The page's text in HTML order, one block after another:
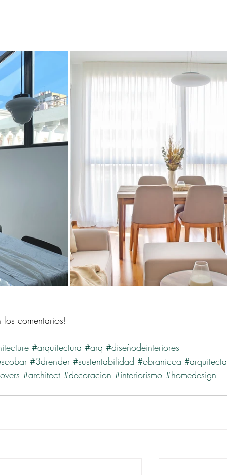
comentarios!
#arquitectura #arq #diseñodeinteriores
#3drender #sustentabilidad #obranicca #arquitecta
#architect #decoracion #interiorismo #homedesign